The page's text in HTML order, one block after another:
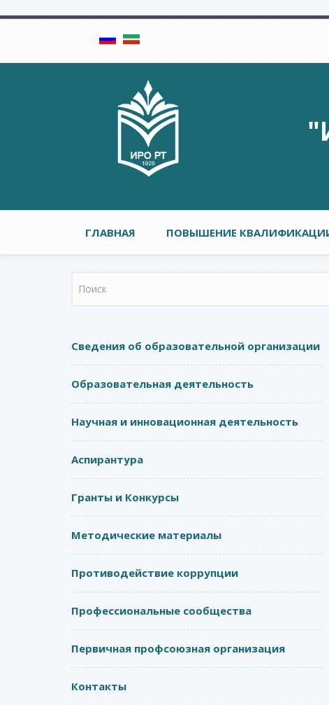
Главное меню
ГЛАВНАЯ ПОВЫШЕНИЕ
Форма поиска
Сведения об образовательной организации
Образовательная деятельность
Научная и инновационная деятельность
Аспирантура
Гранты и Конкурсы
Методические материалы
Противодействие коррупции
Профессиональные сообщества
Первичная профсоюзная организация
Контакты